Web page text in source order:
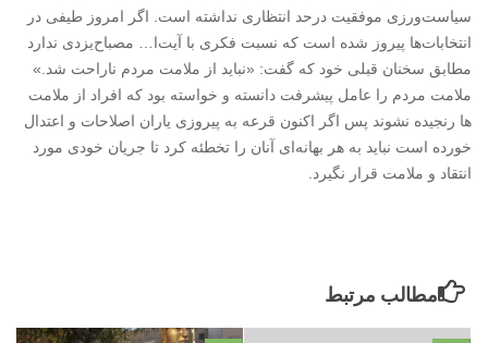
سیاست‌ورزی موفقیت درحد انتظاری نداشته است. اگر امروز طیفی در
انتخابات‌ها پیروز شده است که نسبت فکری با آیت‌ا… مصباح‌یزدی ندارد
مطابق سخنان قبلی خود که گفت: «نباید از ملامت مردم ناراحت شد.»
ملامت مردم را عامل پیشرفت دانسته و خواسته بود که افراد از ملامت
ها رنجیده نشوند پس اگر اکنون قرعه به پیروزی یاران اصلاحات و اعتدال
خورده است نباید به هر بهانه‌ای آنان را تخطئه کرد تا جریان خودی مورد
انتقاد و ملامت قرار نگیرد.
مطالب مرتبط